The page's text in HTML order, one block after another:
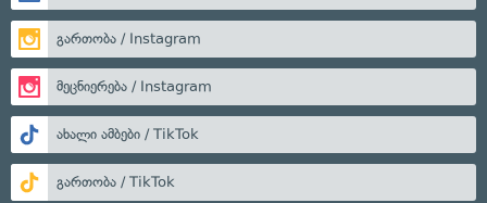
გართობა / Instagram
მეცნიერება / Instagram
ახალი ამბები / TikTok
გართობა / TikTok